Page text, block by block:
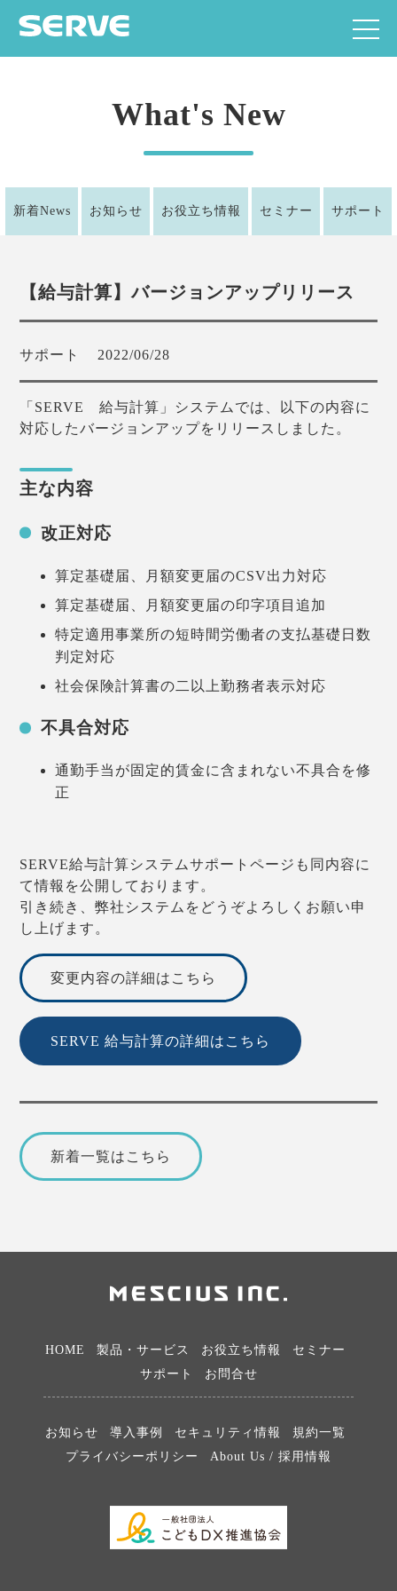
What's New
新着News お知らせ お役立ち情報 セミナー サポート
【給与計算】バージョンアップリリース
サポート 2022/06/28
「SERVE 給与計算」システムでは、以下の内容に
対応したバージョンアップをリリースしました。
主な内容
改正対応
算定基礎届、月額変更届のCSV出力対応
算定基礎届、月額変更届の印字項目追加
特定適用事業所の短時間労働者の支払基礎日数
判定対応
社会保険計算書の二以上勤務者表示対応
不具合対応
通勤手当が固定的賃金に含まれない不具合を修
正
SERVE給与計算システムサポートページも同内容に
て情報を公開しております。
引き続き、弊社システムをどうぞよろしくお願い申
し上げます。
変更内容の詳細はこちら
SERVE 給与計算の詳細はこちら
新着一覧はこちら
HOME 製品・サービス お役立ち情報
セミナー
サポート
お問合せ
お知らせ 導入事例 セキュリティ情報
規約一覧
プライバシーポリシー
About Us / 採用情報